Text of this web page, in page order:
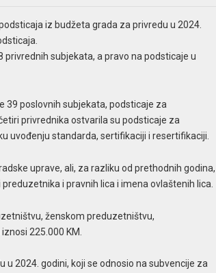
iz budžeta grada za privredu u 2024.
subjekata, a pravo na podsticaje u
39 poslovnih subjekata, podsticaje za
privrednika ostvarila su podsticaje za
uvođenju standarda, sertifikaciji i resertifikaciji.
uprave, ali, za razliku od prethodnih godina,
i pravnih lica i imena ovlaštenih lica.
ženskom preduzetništvu,
225.000 KM.
2024. godini, koji se odnosio na subvencije za